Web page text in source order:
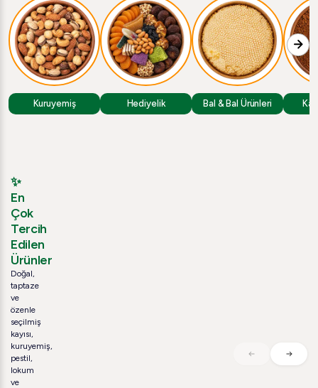
Kuruyemiş Hediyelik Bal & Bal Ürünleri
✨
En
Çok
Tercih
Edilen
Ürünler
Doğal,
taptaze
ve
özenle
seçilmiş
kayısı,
kuruyemiş,
pestil,
lokum
ve